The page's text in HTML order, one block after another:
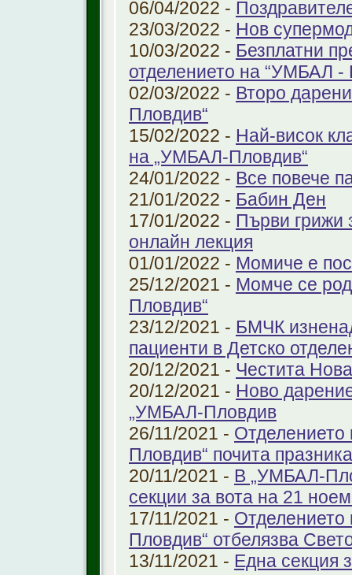
06/04/2022 -
23/03/2022 - Нов
10/03/2022 - Безплатни
отделението на “УМБАЛ -
02/03/2022 - Второ
Пловдив“
15/02/2022 - Най-висок
на „УМБАЛ-Пловдив“
24/01/2022 - Все повече
21/01/2022 - Бабин Ден
17/01/2022 - Първи грижи
онлайн лекция
01/01/2022 - Момиче е
25/12/2021 - Момче се
Пловдив“
23/12/2021 - БМЧК
пациенти в Детско
20/12/2021 - Честита
20/12/2021 - Ново
„УМБАЛ-Пловдив
26/11/2021 -
Пловдив“ почита
20/11/2021 - В „УМБАЛ-
секции за вота на 21
17/11/2021 -
Пловдив“ отбелязва
13/11/2021 - Една секция